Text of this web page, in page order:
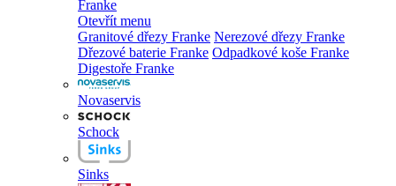
Franke
Otevřít menu
Granitové dřezy Franke Nerezové dřezy Franke
Dřezové baterie Franke Odpadkové koše Franke
Digestoře Franke
Novaservis
Schock
Sinks